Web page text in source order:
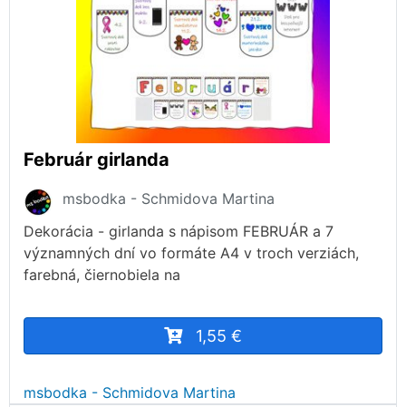
Február girlanda
msbodka - Schmidova Martina
Dekorácia - girlanda s nápisom FEBRUÁR a 7
významných dní vo formáte A4 v troch verziách,
farebná, čiernobiela na
1,55 €
msbodka - Schmidova Martina